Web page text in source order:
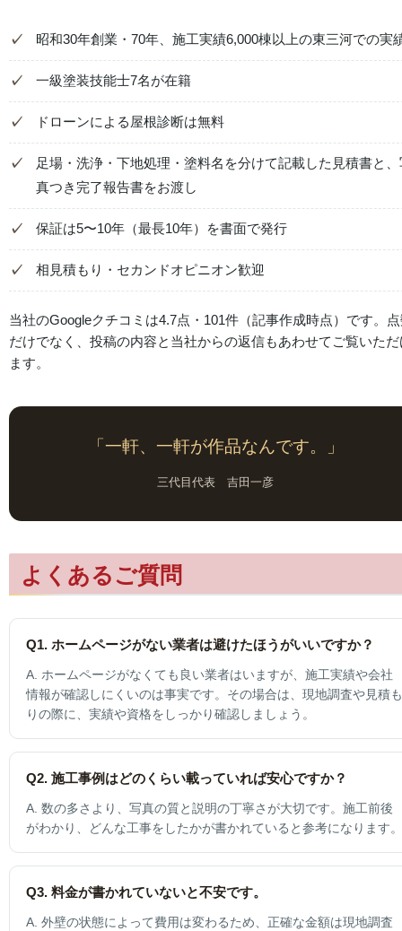
昭和30年創業・70年、施工実績6,000棟以上の東三河での実
一級塗装技能士7名が在籍
ドローンによる屋根診断は無料
足場・洗浄・下地処理・塗料名を分けて記載した見積書と、
真つき完了報告書をお渡し
保証は5〜10年（最長10年）を書面で発行
相見積もり・セカンドオピニオン歓迎
当社のGoogleクチコミは4.7点・101件（記事作成時点）です。
だけでなく、投稿の内容と当社からの返信もあわせてご覧いただ
ます。
「一軒、一軒が作品なんです。」
三代目代表 吉田一彦
よくあるご質問
Q1. ホームページがない業者は避けたほうがいいですか？
A. ホームページがなくても良い業者はいますが、施工実績や会社
情報が確認しにくいのは事実です。その場合は、現地調査や見積も
りの際に、実績や資格をしっかり確認しましょう。
Q2. 施工事例はどのくらい載っていれば安心ですか？
A. 数の多さより、写真の質と説明の丁寧さが大切です。施工前後
がわかり、どんな工事をしたかが書かれていると参考になります。
Q3. 料金が書かれていないと不安です。
A. 外壁の状態によって費用は変わるため、正確な金額は現地調査